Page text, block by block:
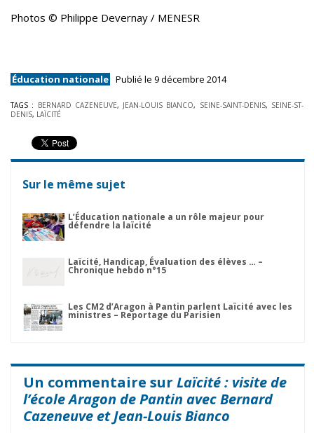
Photos © Philippe Devernay / MENESR
Éducation nationale Publié le 9 décembre 2014
TAGS : BERNARD CAZENEUVE, JEAN-LOUIS BIANCO, SEINE-SAINT-DENIS, SEINE-ST-
DENIS, LAÏCITÉ
Sur le même sujet
L’Éducation nationale a un rôle majeur pour
défendre la laïcité
Laïcité, Handicap, Évaluation des élèves … –
Chronique hebdo n°15
Les CM2 d’Aragon à Pantin parlent Laïcité avec les
ministres – Reportage du Parisien
Un commentaire sur Laïcité : visite de
l’école Aragon de Pantin avec Bernard
Cazeneuve et Jean-Louis Bianco